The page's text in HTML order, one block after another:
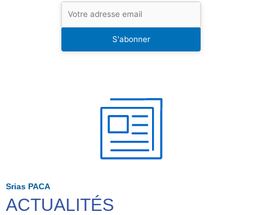
S'abonner
Srias PACA
ACTUALITÉS